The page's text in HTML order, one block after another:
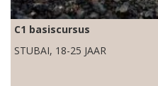
C1 basiscursus
STUBAI, 18-25 JAAR